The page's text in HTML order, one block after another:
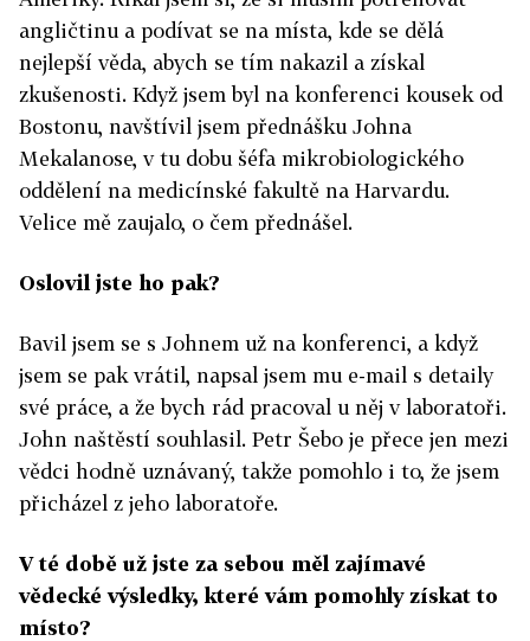
angličtinu a podívat se na místa, kde se dělá
nejlepší věda, abych se tím nakazil a získal
zkušenosti. Když jsem byl na konferenci kousek od
Bostonu, navštívil jsem přednášku Johna
Mekalanose, v tu dobu šéfa mikrobiologického
oddělení na medicínské fakultě na Harvardu.
Velice mě zaujalo, o čem přednášel.
Oslovil jste ho pak?
Bavil jsem se s Johnem už na konferenci, a když
jsem se pak vrátil, napsal jsem mu e-mail s detaily
své práce, a že bych rád pracoval u něj v laboratoři.
John naštěstí souhlasil. Petr Šebo je přece jen mezi
vědci hodně uznávaný, takže pomohlo i to, že jsem
přicházel z jeho laboratoře.
V té době už jste za sebou měl zajímavé
vědecké výsledky, které vám pomohly získat to
místo?